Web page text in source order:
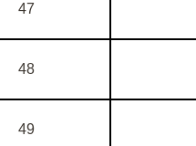
47
48
49